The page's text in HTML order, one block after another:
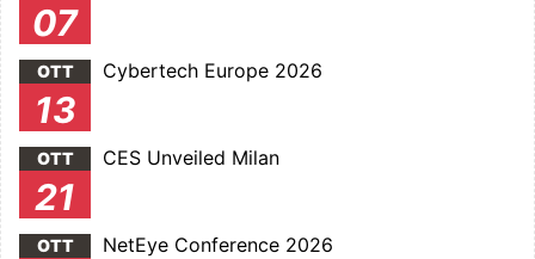
07
OTT
13
Cybertech Europe 2026
OTT
21
CES Unveiled Milan
OTT NetEye Conference 2026